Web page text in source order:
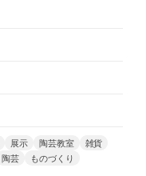
展示 陶芸教室
雑貨
陶芸
ものづくり